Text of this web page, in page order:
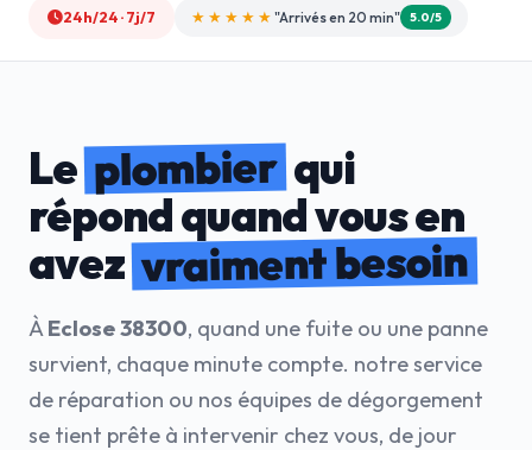
24h/24 · 7j/7 ★★★★☆ "Devis gratuit" 4.8/5
Leplombierqui
répond quand vous en
avezvraiment besoin
ÀEclose 38300, quand une fuite ou une panne
survient, chaque minute compte. notre service
de réparation ou nos équipes de dégorgement
se tient prête à intervenir chez vous, de jour